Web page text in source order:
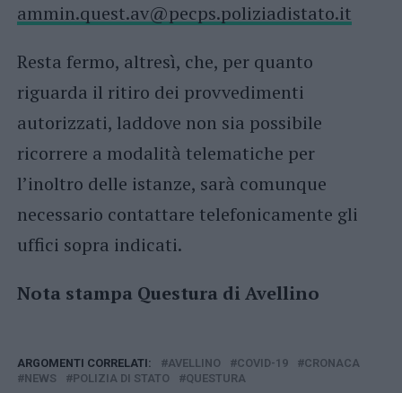
ammin.quest.av@pecps.poliziadistato.it
Resta fermo, altresì, che, per quanto
riguarda il ritiro dei provvedimenti
autorizzati, laddove non sia possibile
ricorrere a modalità telematiche per
l’inoltro delle istanze, sarà comunque
necessario contattare telefonicamente gli
uffici sopra indicati.
Nota stampa Questura di Avellino
ARGOMENTI CORRELATI: AVELLINO COVID-19
CRONACA
NEWS
POLIZIA DI STATO QUESTURA